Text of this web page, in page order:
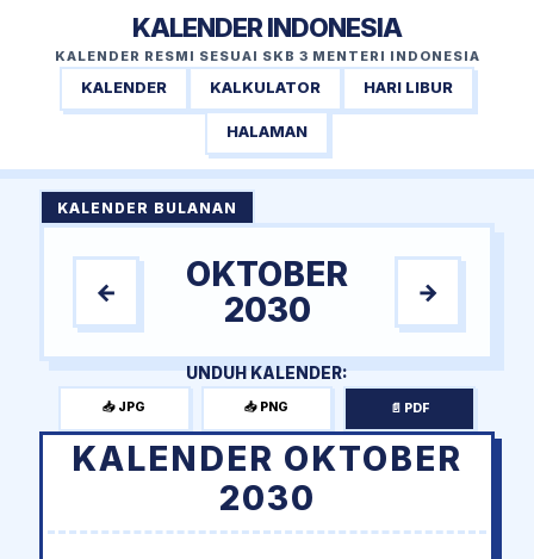
KALENDER INDONESIA
KALENDER RESMI SESUAI SKB 3 MENTERI INDONESIA
KALENDER KALKULATOR HARI LIBUR
HALAMAN
KALENDER BULANAN
←
OKTOBER
2030
→
UNDUH KALENDER:
📥 JPG 📥 PNG 📄 PDF
KALENDER OKTOBER
2030